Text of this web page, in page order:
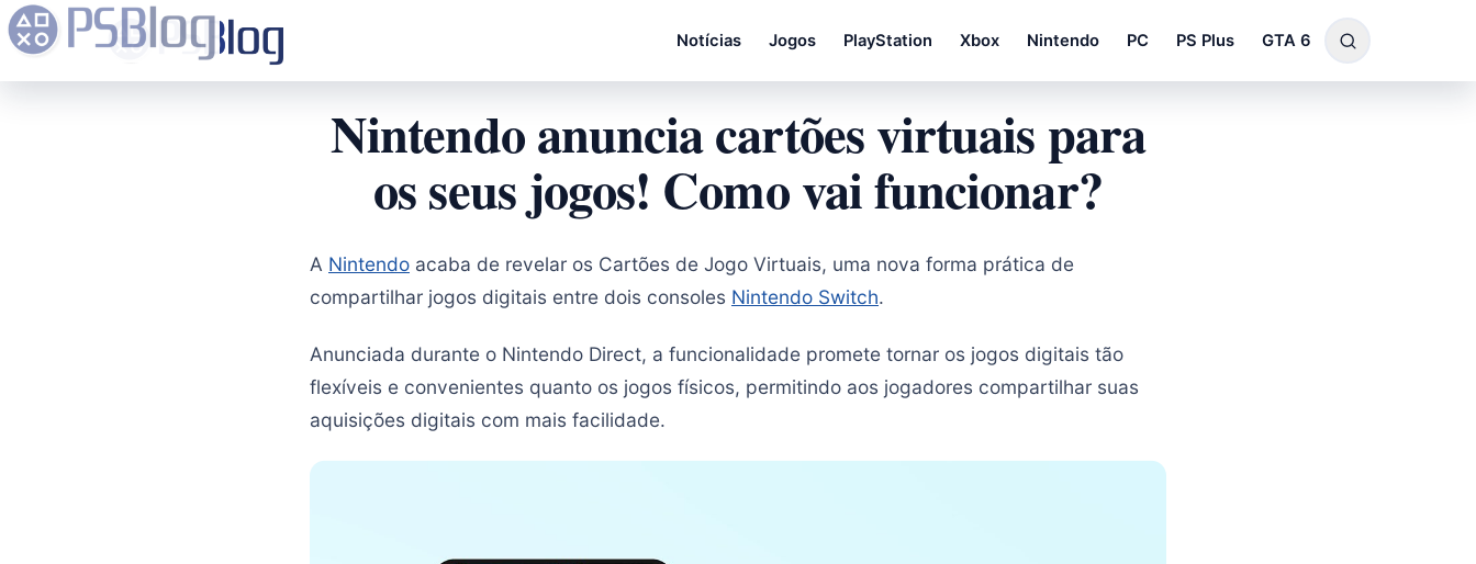
Notícias Jogos PlayStation Xbox Nintendo PC PS Plus GTA 6
Nintendo anuncia cartões virtuais para
os seus jogos! Como vai funcionar?
A Nintendo acaba de revelar os Cartões de Jogo Virtuais, uma nova forma prática de
compartilhar jogos digitais entre dois consoles Nintendo Switch.
Anunciada durante o Nintendo Direct, a funcionalidade promete tornar os jogos digitais tão
flexíveis e convenientes quanto os jogos físicos, permitindo aos jogadores compartilhar suas
aquisições digitais com mais facilidade.